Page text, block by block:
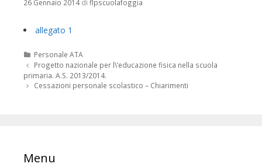
26 Gennaio 2014 di flpscuolafoggia
allegato 1
Categorie
Personale ATA
Navigazione
articolo
Progetto nazionale per l\’educazione fisica nella scuola
primaria. A.S. 2013/2014.
Cessazioni personale scolastico – Chiarimenti
Menu